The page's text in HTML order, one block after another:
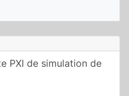
PXI de simulation de